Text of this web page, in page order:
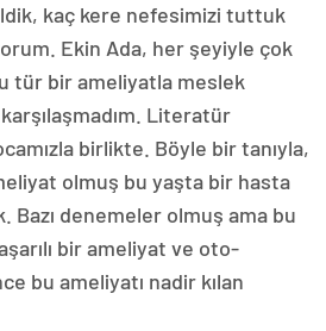
kaç kere nefesimizi tuttuk
Ekin Ada, her şeyiyle çok
tür bir ameliyatla meslek
Literatür
birlikte. Böyle bir tanıyla,
olmuş bu yaşta bir hasta
Bazı denemeler olmuş ama bu
bir ameliyat ve oto-
bu ameliyatı nadir kılan